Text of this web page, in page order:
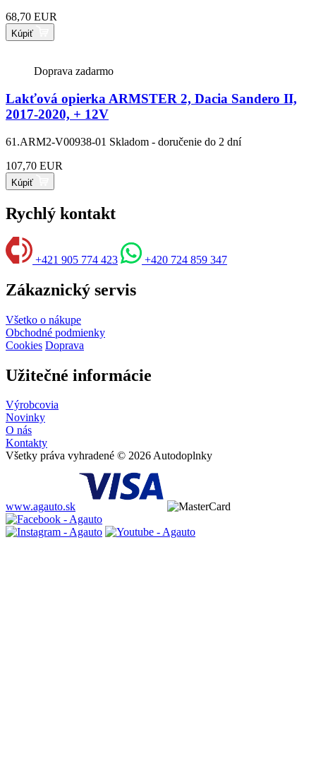
68,70 EUR
Kúpiť
Doprava zadarmo
Lakťová opierka ARMSTER 2, Dacia Sandero II,
2017-2020, + 12V
61.ARM2-V00938-01 Skladom - doručenie do 2 dní
107,70 EUR
Kúpiť
Rychlý kontakt
+421 905 774 423 +420 724 859 347
Zákaznický servis
Všetko o nákupe
Obchodné podmienky
Cookies Doprava
Užitečné informácie
Výrobcovia
Novinky
O nás
Kontakty
Všetky práva vyhradené © 2026 Autodoplnky
www.agauto.sk